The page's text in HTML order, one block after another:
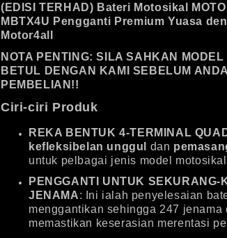
(EDISI TERHAD) Bateri Motosikal
MBTX4U Pengganti Premium Yuasa
Motor4all
NOTA PENTING: SILA SAHKAN
BETUL DENGAN KAMI SEBELUM
PEMBELIAN!!
Ciri-ciri Produk
REKA BENTUK 4-TERMINAL
kefleksibelan unggul
dan
untuk pelbagai jenis model
PENGGANTI UNTUK SEKURANG-
JENAMA: Ini ialah penyelesaian
menggantikan sehingga 247 jenama
memastikan keserasian merentasi